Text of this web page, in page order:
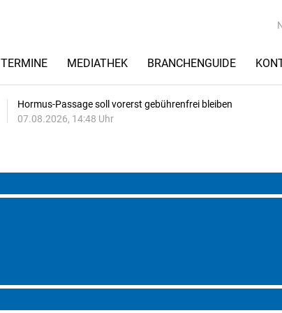
TERMINE MEDIATHEK BRANCHENGUIDE
Hormus-Passage soll vorerst gebührenfrei bleiben
07.08.2026, 14:48 Uhr